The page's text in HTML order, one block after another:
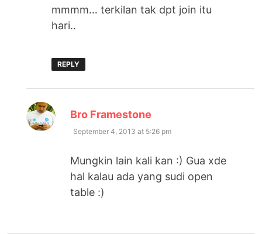
mmmm… terkilan tak dpt join itu
hari..
REPLY
Bro Framestone
September 4, 2013 at 5:26 pm
Mungkin lain kali kan :) Gua xde
hal kalau ada yang sudi open
table :)